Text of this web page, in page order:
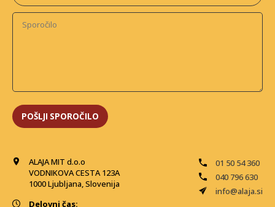
ALAJA MIT d.o.o
VODNIKOVA CESTA 123A
1000 Ljubljana, Slovenija
01 50 54 360
040 796 630
info@alaja.si
Delovni čas: